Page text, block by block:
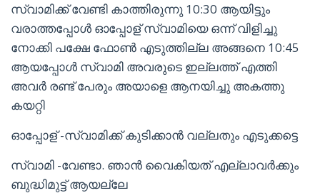
സ്വാമിക്ക് വേണ്ടി കാത്തിരുന്നു 10:30 ആയിട്ടും
വരാത്തപ്പോൾ ഓപ്പോള് സ്വാമിയെ ഒന്ന് വിളിച്ചു
നോക്കി പക്ഷേ ഫോൺ എടുത്തില്ല അങ്ങനെ 10:45
ആയപ്പോൾ സ്വാമി അവരുടെ ഇല്ലത്ത് എത്തി
അവർ രണ്ട് പേരും അയാളെ ആനയിച്ചു അകത്തു
കയറ്റി
ഓപ്പോള് -സ്വാമിക്ക് കുടിക്കാൻ വല്ലതും എടുക്കട്ടെ
സ്വാമി -വേണ്ടാ. ഞാൻ വൈകിയത് എല്ലാവർക്കും
ബുദ്ധിമുട്ട് ആയല്ലേ